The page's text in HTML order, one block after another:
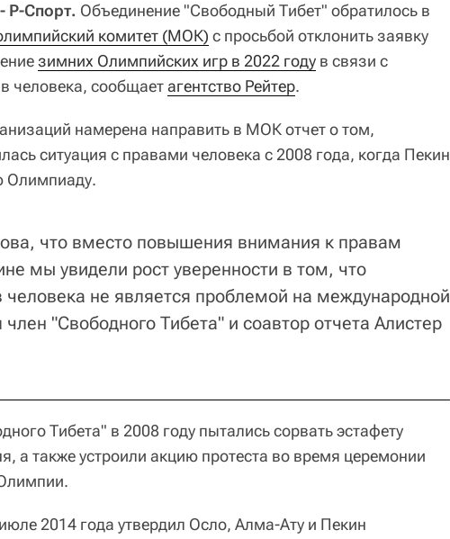
Р-Спорт. Объединение "Свободный Тибет" обратилось в
комитет (МОК) с просьбой отклонить заявку
зимних Олимпийских игр в 2022 году в связи с
человека, сообщаетагентство Рейтер.
намерена направить в МОК отчет о том,
ситуация с правами человека с 2008 года, когда Пекин
Олимпиаду.
что вместо повышения внимания к правам
мы увидели рост уверенности в том, что
не является проблемой на международной
"Свободного Тибета" и соавтор отчета Алистер
Тибета" в 2008 году пытались сорвать эстафету
а также устроили акцию протеста во время церемонии
2014 года утвердил Осло, Алма-Ату и Пекин